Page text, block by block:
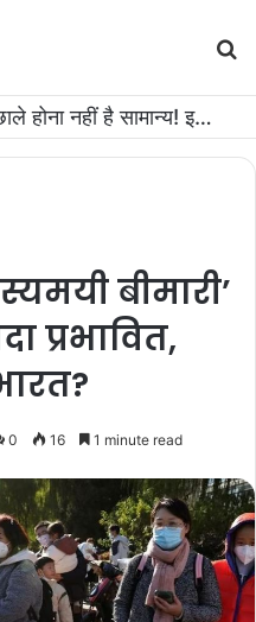
Mouth Ulcer: बार-बार छाले होना नहीं है सामान्य! इनगंभीर बीमारियों का है संकेत
बीमारी’
प्रभावित,
0 16 1 minute read